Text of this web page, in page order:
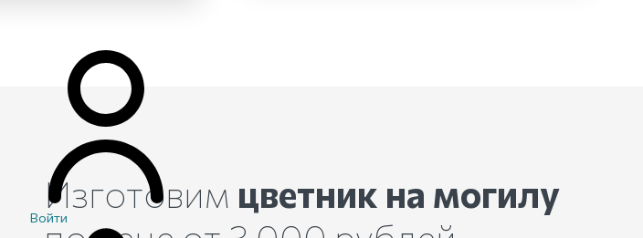
Войти
Изготовим цветник на могилу